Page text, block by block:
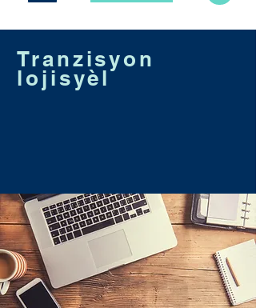
Tranzisyon
lojisyèl